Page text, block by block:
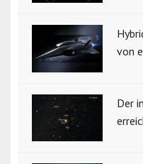
von
Der